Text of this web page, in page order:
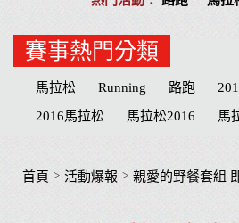
賽事熱門分類
馬拉松 Running 路跑
2016馬拉松
馬拉松2016 馬
志工
台北市 台中 物資
首頁 > 活動爆報 > 親愛的野餐套組